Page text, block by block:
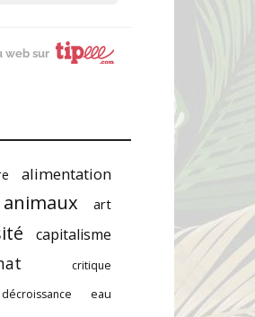
web sur
alimentation
animaux art
capitalisme
critique
décroissance eau